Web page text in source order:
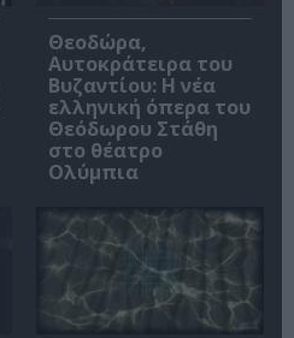
Θεοδώρα,
Αυτοκράτειρα του
Βυζαντίου: Η νέα
ελληνική όπερα του
Θεόδωρου Στάθη
στο θέατρο
Ολύμπια